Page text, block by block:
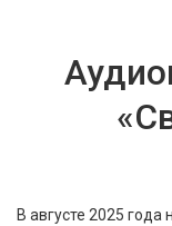
В августе 2025